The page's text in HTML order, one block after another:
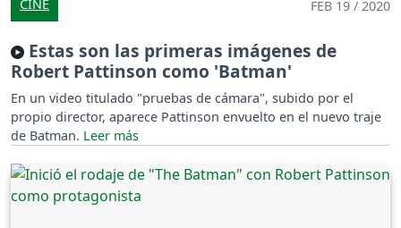
CINE FEB 19 / 2020
Estas son las primeras imágenes de
Robert Pattinson como 'Batman'
En un video titulado "pruebas de cámara", subido por el
propio director, aparece Pattinson envuelto en el nuevo traje
de Batman.